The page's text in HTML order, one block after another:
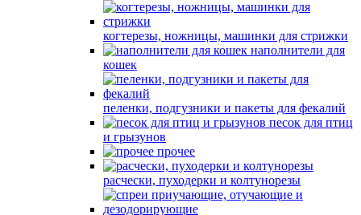
когтерезы, ножницы, машинки для стрижки
наполнители для
кошек
пеленки, подгузники и пакеты для фекалий
песок для птиц
и грызунов
прочее
расчески, пуходерки и колтунорезы